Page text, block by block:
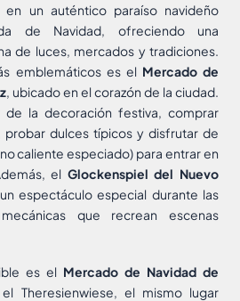
en un auténtico paraíso navideño
de Navidad, ofreciendo una
de luces, mercados y tradiciones.
emblemáticos es el Mercado de
, ubicado en el corazón de la ciudad.
de la decoración festiva, comprar
probar dulces típicos y disfrutar de
caliente especiado) para entrar en
el Glockenspiel del Nuevo
espectáculo especial durante las
que recrean escenas
es el Mercado de Navidad de
Theresienwiese, el mismo lugar